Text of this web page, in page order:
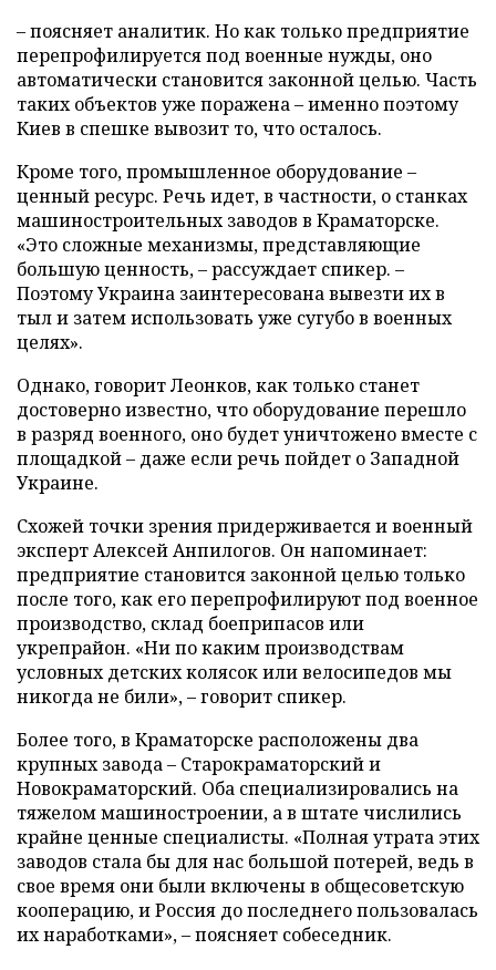
– поясняет аналитик. Но как только предприятие
перепрофилируется под военные нужды, оно
автоматически становится законной целью. Часть
таких объектов уже поражена – именно поэтому
Киев в спешке вывозит то, что осталось.
Кроме того, промышленное оборудование –
ценный ресурс. Речь идет, в частности, о станках
машиностроительных заводов в Краматорске.
«Это сложные механизмы, представляющие
большую ценность, – рассуждает спикер. –
Поэтому Украина заинтересована вывезти их в
тыл и затем использовать уже сугубо в военных
целях».
Однако, говорит Леонков, как только станет
достоверно известно, что оборудование перешло
в разряд военного, оно будет уничтожено вместе с
площадкой – даже если речь пойдет о Западной
Украине.
Схожей точки зрения придерживается и военный
эксперт Алексей Анпилогов. Он напоминает:
предприятие становится законной целью только
после того, как его перепрофилируют под военное
производство, склад боеприпасов или
укрепрайон. «Ни по каким производствам
условных детских колясок или велосипедов мы
никогда не били», – говорит спикер.
Более того, в Краматорске расположены два
крупных завода – Старокраматорский и
Новокраматорский. Оба специализировались на
тяжелом машиностроении, а в штате числились
крайне ценные специалисты. «Полная утрата этих
заводов стала бы для нас большой потерей, ведь в
свое время они были включены в общесоветскую
кооперацию, и Россия до последнего пользовалась
их наработками», – поясняет собеседник.